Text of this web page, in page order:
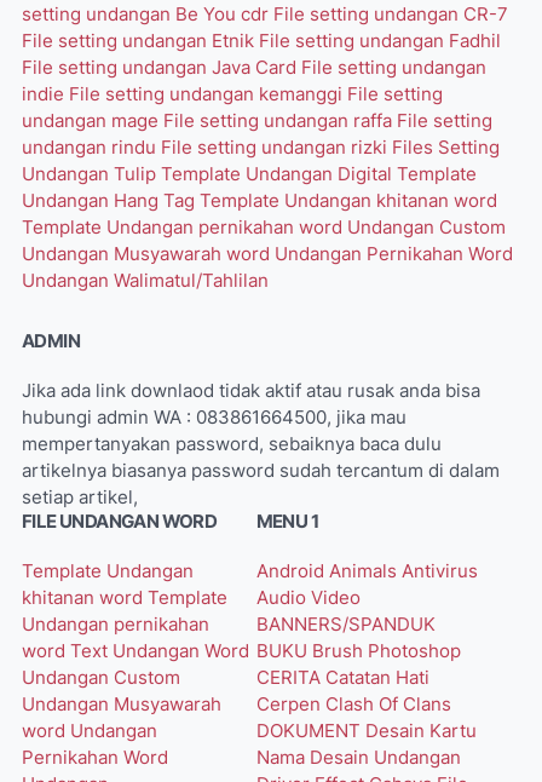
setting undangan Be You cdr File setting undangan CR-7
File setting undangan Etnik File setting undangan Fadhil
File setting undangan Java Card File setting undangan
indie File setting undangan kemanggi File setting
undangan mage File setting undangan raffa File setting
undangan rindu File setting undangan rizki Files Setting
Undangan Tulip Template Undangan Digital Template
Undangan Hang Tag Template Undangan khitanan word
Template Undangan pernikahan word Undangan Custom
Undangan Musyawarah word Undangan Pernikahan Word
Undangan Walimatul/Tahlilan
ADMIN
Jika ada link downlaod tidak aktif atau rusak anda bisa
hubungi admin WA : 083861664500, jika mau
mempertanyakan password, sebaiknya baca dulu
artikelnya biasanya password sudah tercantum di dalam
setiap artikel,
FILE UNDANGAN WORD
Template Undangan
khitanan word Template
Undangan pernikahan
word Text Undangan Word
Undangan Custom
Undangan Musyawarah
word Undangan
Pernikahan Word
MENU 1
Android Animals Antivirus
Audio Video
BANNERS/SPANDUK
BUKU Brush Photoshop
CERITA Catatan Hati
Cerpen Clash Of Clans
DOKUMENT Desain Kartu
Nama Desain Undangan